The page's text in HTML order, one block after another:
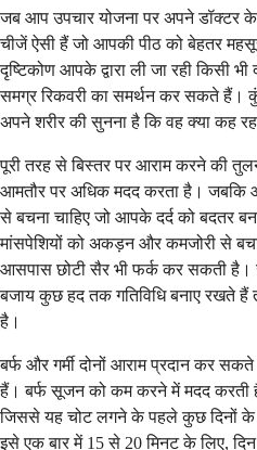
जब आप उपचार योजना पर अपने डॉक्टर
चीजें ऐसी हैं जो आपकी पीठ को बेहतर
दृष्टिकोण आपके द्वारा ली जा रही किसी
समग्र रिकवरी का समर्थन कर सकते हैं।
अपने शरीर की सुनना है कि वह क्या कह
पूरी तरह से बिस्तर पर आराम करने की
आमतौर पर अधिक मदद करता है। जबकि
से बचना चाहिए जो आपके दर्द को बदतर
मांसपेशियों को अकड़न और कमजोरी से
आसपास छोटी सैर भी फर्क कर सकती
बजाय कुछ हद तक गतिविधि बनाए रखते हैं
है।
बर्फ और गर्मी दोनों आराम प्रदान कर
हैं। बर्फ सूजन को कम करने में मदद करती
जिससे यह चोट लगने के पहले कुछ दिनों के
इसे एक बार में 15 से 20 मिनट के लिए, दिन